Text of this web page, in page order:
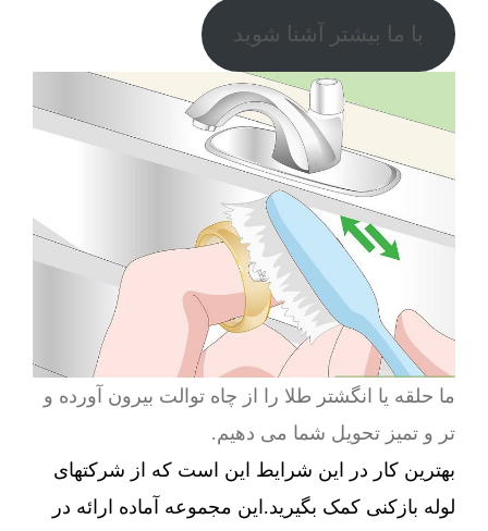
با ما بیشتر آشنا شوید
ما حلقه یا انگشتر طلا را از چاه توالت بیرون آورده و
تر و تمیز تحویل شما می دهیم.
بهترین کار در این شرایط این است که از شرکتهای
لوله بازکنی کمک بگیرید.این مجموعه آماده ارائه در